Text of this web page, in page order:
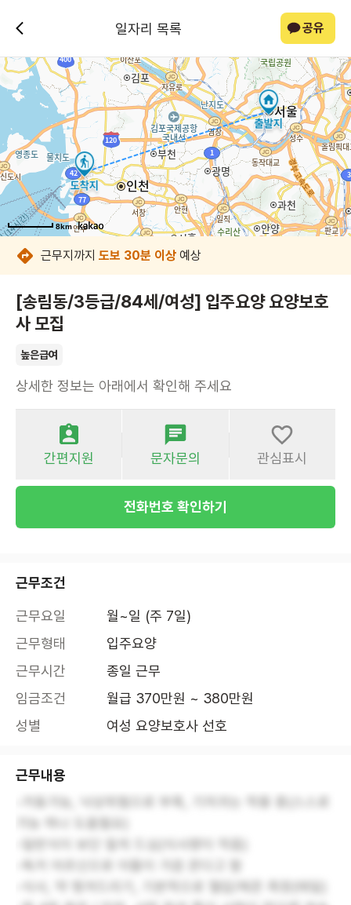
일자리 목록 공유
8km
8km
8km
8km
8km
8km
8km
8km
근무지까지 도보 30분 이상 예상
[송림동/3등급/84세/여성] 입주요양 요양보호
사 모집
높은급여
상세한 정보는 아래에서 확인해 주세요
간편지원 문자문의 관심표시
전화번호 확인하기
근무조건
근무요일
월~일 (주 7일)
근무형태
입주요양
근무시간
종일 근무
임금조건
월급 370만원 ~ 380만원
성별
여성 요양보호사 선호
근무내용